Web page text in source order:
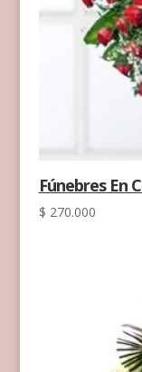
Fúnebres En
$ 270.000